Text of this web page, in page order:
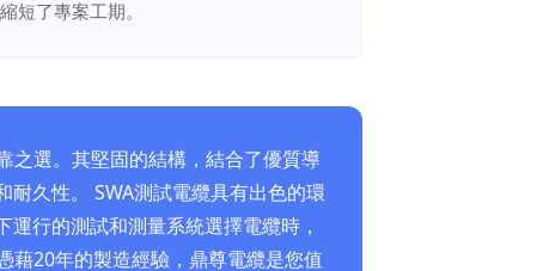
短了專案工期。
之選。其堅固的結構，結合了優質導
久性。 SWA測試電纜具有出色的環
行的測試和測量系統選擇電纜時，
藉20年的製造經驗，鼎尊電纜是您值